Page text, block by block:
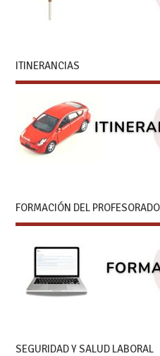
ITINERANCIAS
FORMACIÓN DEL PROFESORADO
SEGURIDAD Y SALUD LABORAL